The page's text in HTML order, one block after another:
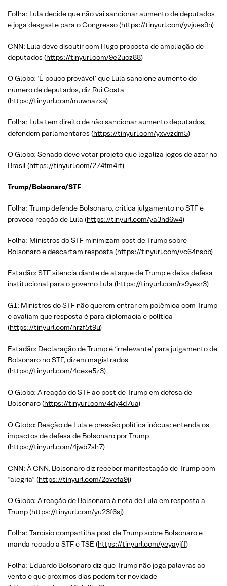
Folha: Lula decide que não vai sancionar aumento de deputados
e joga desgaste para o Congresso (https://tinyurl.com/yvjues9n)
CNN: Lula deve discutir com Hugo proposta de ampliação de
deputados (https://tinyurl.com/9e2ucz88)
O Globo: ‘É pouco provável’ que Lula sancione aumento do
número de deputados, diz Rui Costa
(https://tinyurl.com/muwnazxa)
Folha: Lula tem direito de não sancionar aumento deputados,
defendem parlamentares (https://tinyurl.com/yxvvzdm5)
O Globo: Senado deve votar projeto que legaliza jogos de azar no
Brasil (https://tinyurl.com/274fm4rf)
Trump/Bolsonaro/STF
Folha: Trump defende Bolsonaro, critica julgamento no STF e
provoca reação de Lula (https://tinyurl.com/ya3hd6w4)
Folha: Ministros do STF minimizam post de Trump sobre
Bolsonaro e descartam resposta (https://tinyurl.com/vc64nsbb)
Estadão: STF silencia diante de ataque de Trump e deixa defesa
institucional para o governo Lula (https://tinyurl.com/rs9yexr3)
G1: Ministros do STF não querem entrar em polêmica com Trump
e avaliam que resposta é para diplomacia e política
(https://tinyurl.com/hrzf5t9u)
Estadão: Declaração de Trump é ‘irrelevante’ para julgamento de
Bolsonaro no STF, dizem magistrados
(https://tinyurl.com/4cexe5z3)
O Globo: A reação do STF ao post de Trump em defesa de
Bolsonaro (https://tinyurl.com/4dy4d7ua)
O Globo: Reação de Lula e pressão política inócua: entenda os
impactos de defesa de Bolsonaro por Trump
(https://tinyurl.com/4jwb7sh7)
CNN: À CNN, Bolsonaro diz receber manifestação de Trump com
“alegria” (https://tinyurl.com/2cvefa9j)
O Globo: A reação de Bolsonaro à nota de Lula em resposta a
Trump (https://tinyurl.com/yu23f6sj)
Folha: Tarcísio compartilha post de Trump sobre Bolsonaro e
manda recado a STF e TSE (https://tinyurl.com/yeyayjff)
Folha: Eduardo Bolsonaro diz que Trump não joga palavras ao
vento e que próximos dias podem ter novidade